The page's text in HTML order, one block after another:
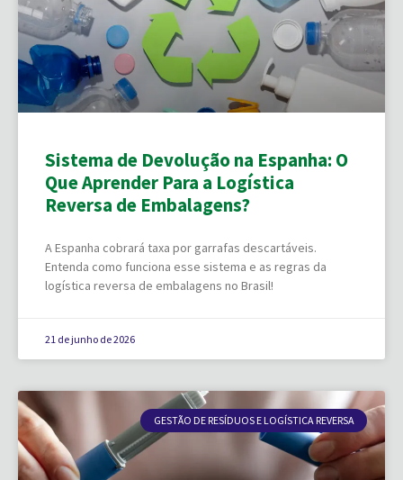
Sistema de Devolução na Espanha: O
Que Aprender Para a Logística
Reversa de Embalagens?
A Espanha cobrará taxa por garrafas descartáveis.
Entenda como funciona esse sistema e as regras da
logística reversa de embalagens no Brasil!
21 de junho de 2026
GESTÃO DE RESÍDUOS E LOGÍSTICA REVERSA